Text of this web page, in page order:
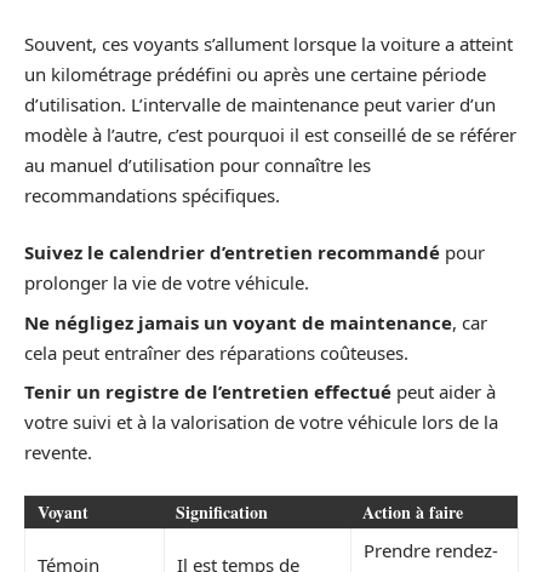
Souvent, ces voyants s’allument lorsque la voiture a atteint
un kilométrage prédéfini ou après une certaine période
d’utilisation. L’intervalle de maintenance peut varier d’un
modèle à l’autre, c’est pourquoi il est conseillé de se référer
au manuel d’utilisation pour connaître les
recommandations spécifiques.
Suivez le calendrier d’entretien recommandé pour
prolonger la vie de votre véhicule.
Ne négligez jamais un voyant de maintenance, car
cela peut entraîner des réparations coûteuses.
Tenir un registre de l’entretien effectué peut aider à
votre suivi et à la valorisation de votre véhicule lors de la
revente.
Voyant Signification Action à faire
Témoin
Il est temps de
Prendre rendez-